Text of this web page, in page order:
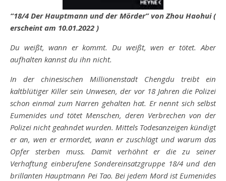
“18/4 Der Hauptmann und der Mörder” von Zhou Haohui (
erscheint am 10.01.2022 )
Du weißt, wann er kommt. Du weißt, wen er tötet. Aber
aufhalten kannst du ihn nicht.
In der chinesischen Millionenstadt Chengdu treibt ein
kaltblütiger Killer sein Unwesen, der vor 18 Jahren die Polizei
schon einmal zum Narren gehalten hat. Er nennt sich selbst
Eumenides und tötet Menschen, deren Verbrechen von der
Polizei nicht geahndet wurden. Mittels Todesanzeigen kündigt
er an, wen er ermordet, wann er zuschlägt und warum das
Opfer sterben muss. Damit verhöhnt er die zu seiner
Verhaftung einberufene Sondereinsatzgruppe 18/4 und den
brillanten Hauptmann Pei Tao. Bei jedem Mord ist Eumenides